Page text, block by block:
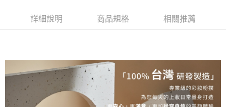
https://aftee.tw/terms/#terms3
３．未成年的使用者請事先徵得法定代理人或監護人之同意方可使用
時審查核予不同之上限額度；若仍有額度不足之情形，本公司將視審查結果
請求用戶進行身份認證。
５．嚴禁一人註冊多個帳號或使用他人資訊註冊。若發現惡意使用之情形，
恩沛科技股份有限公司將有權停止該用戶之使用額度並採取法律行動。
付款後寶雅門市自取(由倉庫統一出貨)
每筆NT$80，滿NT$290(含以上)免運費
詳細說明 商品規格 相關推薦